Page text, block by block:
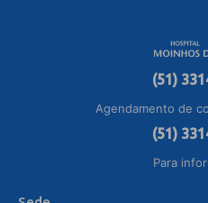
(51)
Agendamento de
(51)
Para